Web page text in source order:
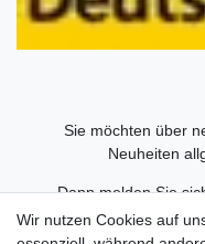
Sie möchten über
Neuheiten
Dann melden Sie
Den Link
Wir nutzen Cookies auf